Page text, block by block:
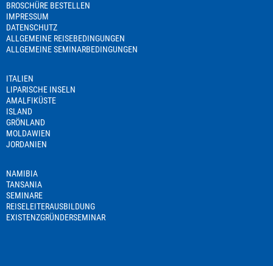
BROSCHÜRE BESTELLEN
IMPRESSUM
DATENSCHUTZ
ALLGEMEINE REISEBEDINGUNGEN
ALLGEMEINE SEMINARBEDINGUNGEN
ITALIEN
LIPARISCHE INSELN
AMALFIKÜSTE
ISLAND
GRÖNLAND
MOLDAWIEN
JORDANIEN
NAMIBIA
TANSANIA
SEMINARE
REISELEITERAUSBILDUNG
EXISTENZGRÜNDERSEMINAR